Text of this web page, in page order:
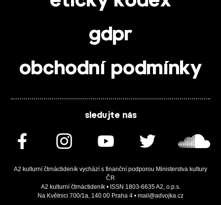
gdpr
obchodní podmínky
sledujte nás
A2 kulturní čtrnáctideník vychází s finanční podporou Ministerstva kultury
ČR
A2 kulturní čtrnáctideník • ISSN 1803-6635 A2, o.p.s.
Na Květnici 700/1a, 140 00 Praha 4 • mail@advojka.cz